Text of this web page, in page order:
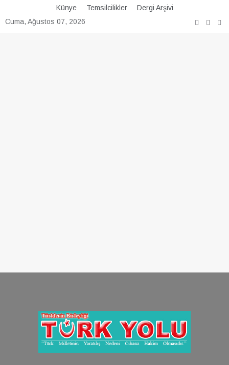
to
Künye Temsilcilikler
Dergi Arşivi
Cuma, Ağustos 07, 2026